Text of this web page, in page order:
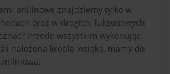
anilinowe znajdziemy tylko w
oraz w drogich, luksusowych
Przede wszystkim wykonując
nałożona kropla wsiąka, mamy do